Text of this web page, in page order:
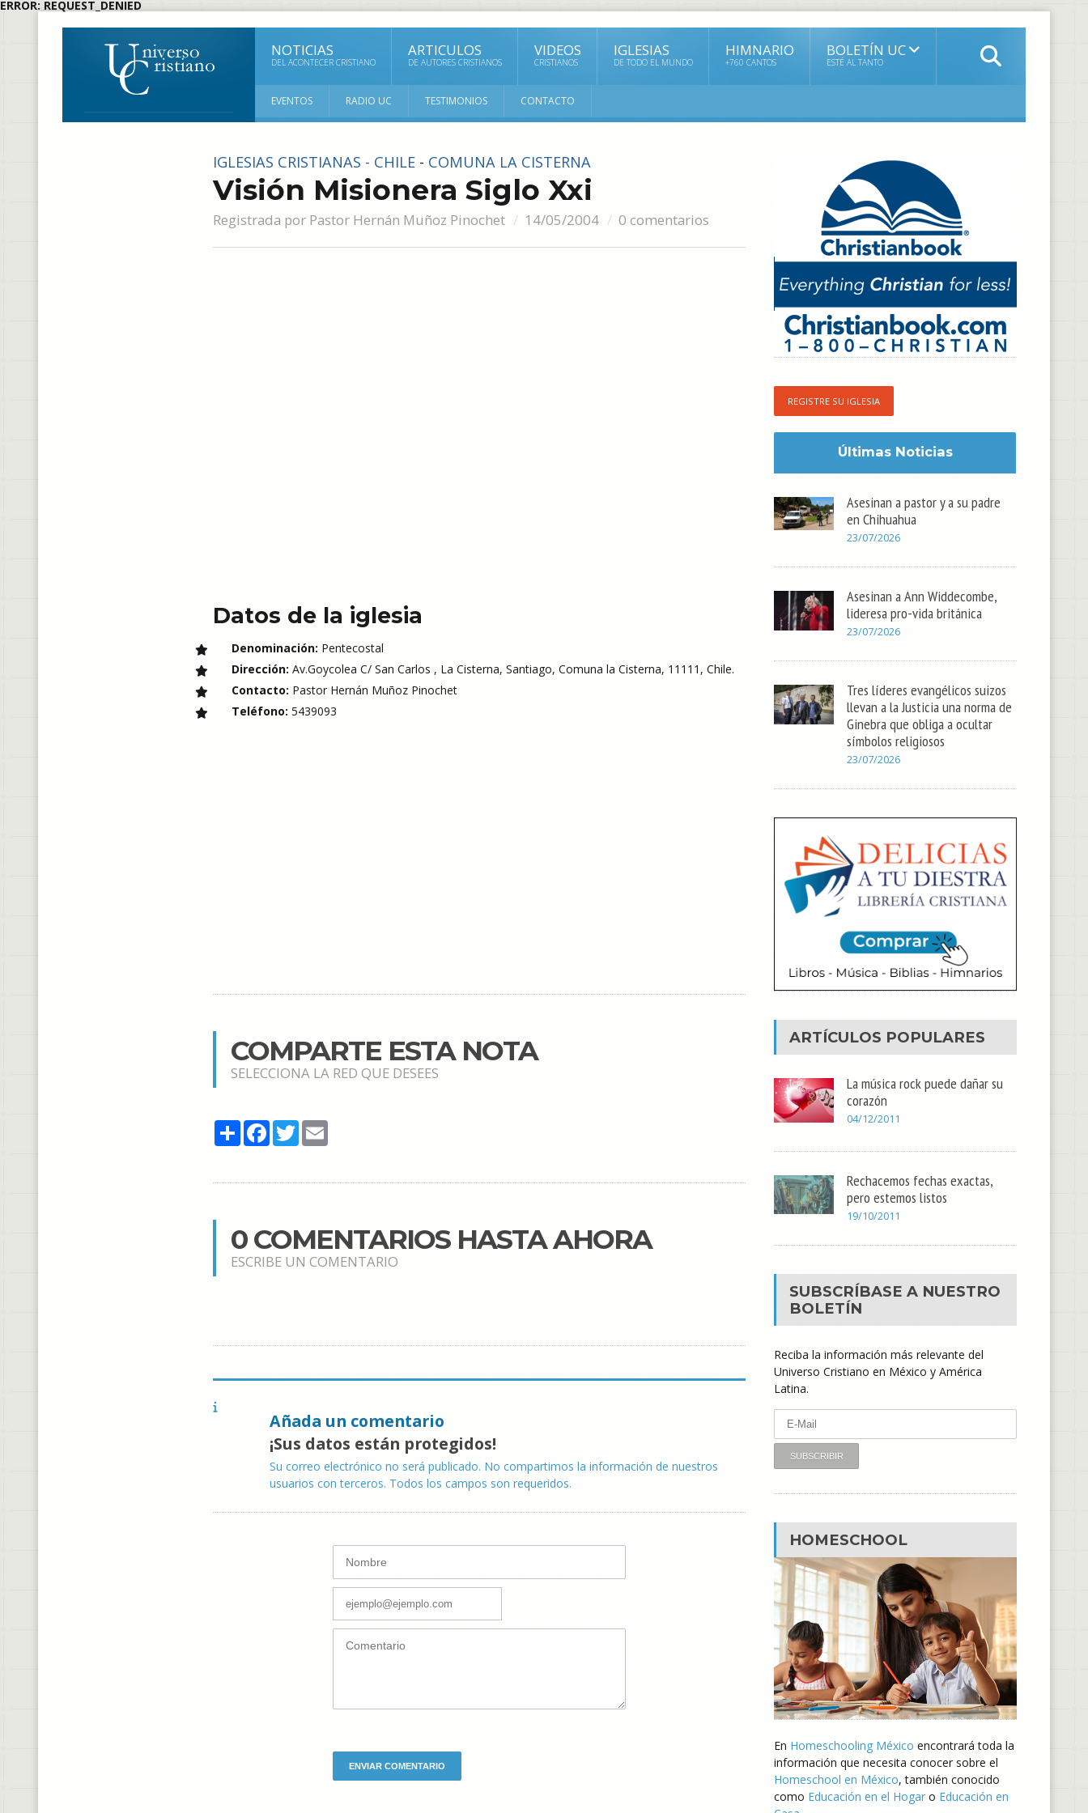
ERROR: REQUEST_DENIED
NOTICIAS
DEL ACONTECER CRISTIANO
ARTICULOS
DE AUTORES CRISTIANOS
VIDEOS
CRISTIANOS
IGLESIAS
DE TODO EL MUNDO
HIMNARIO
+760 CANTOS
BOLETÍN UC
ESTÉ AL TANTO
EVENTOS RADIO UC TESTIMONIOS CONTACTO
IGLESIAS CRISTIANAS - CHILE- COMUNA LA CISTERNA
Visión Misionera Siglo Xxi
Registrada por Pastor Hernán Muñoz Pinochet 14/05/2004 0 comentarios
Datos de la iglesia
Denominación: Pentecostal
Dirección: Av.Goycolea C/ San Carlos , La Cisterna, Santiago, Comuna la Cisterna, 11111, Chile.
Contacto: Pastor Hernán Muñoz Pinochet
Teléfono: 5439093
COMPARTE ESTA NOTA
SELECCIONA LA RED QUE DESEES
ShareFacebook
TwitterEmail
0 COMENTARIOS HASTA AHORA
ESCRIBE UN COMENTARIO
Añada un comentario
¡Sus datos están protegidos!
Su correo electrónico no será publicado. No compartimos la información de nuestros
usuarios con terceros. Todos los campos son requeridos.
REGISTRE SU IGLESIA
Últimas Noticias
Asesinan a pastor y a su padre
en Chihuahua
23/07/2026
Asesinan a Ann Widdecombe,
lideresa pro-vida británica
23/07/2026
Tres líderes evangélicos suizos
llevan a la Justicia una norma de
Ginebra que obliga a ocultar
símbolos religiosos
23/07/2026
ARTÍCULOS POPULARES
La música rock puede dañar su
corazón
04/12/2011
Rechacemos fechas exactas,
pero estemos listos
19/10/2011
SUBSCRÍBASE A NUESTRO
BOLETÍN
Reciba la información más relevante del
Universo Cristiano en México y América
Latina.
HOMESCHOOL
En Homeschooling México encontrará toda la
información que necesita conocer sobre el
Homeschool en México, también conocido
como Educación en el Hogar o Educación en